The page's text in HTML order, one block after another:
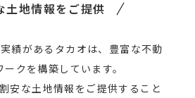
土地情報をご提供
績があるタカオは、豊富な不動
ークを構築しています。
安な土地情報をご提供すること